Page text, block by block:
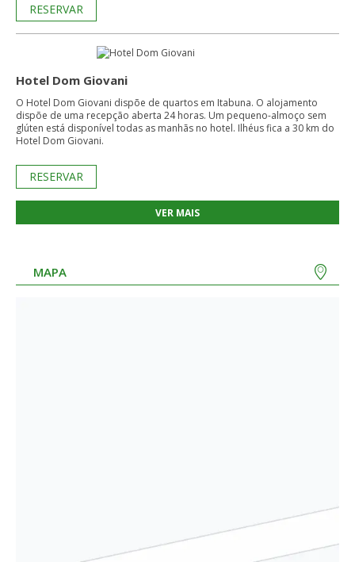
RESERVAR
Hotel Dom Giovani
O Hotel Dom Giovani dispõe de quartos em Itabuna. O alojamento
dispõe de uma recepção aberta 24 horas. Um pequeno-almoço sem
glúten está disponível todas as manhãs no hotel. Ilhéus fica a 30 km do
Hotel Dom Giovani.
RESERVAR
VER MAIS
MAPA